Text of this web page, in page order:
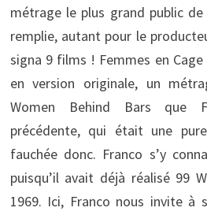
métrage le plus grand public
remplie, autant pour le
signa 9 films ! Femmes en
en version originale, un
Women Behind Bars que
précédente, qui était une
fauchée donc. Franco s’y
puisqu’il avait déjà réalisé 99
1969. Ici, Franco nous invite à